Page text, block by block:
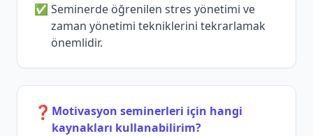
Seminerde öğrenilen stres yönetimi ve
zaman yönetimi tekniklerini tekrarlamak
önemlidir.
❓ Motivasyon seminerleri için hangi
kaynakları kullanabilirim?